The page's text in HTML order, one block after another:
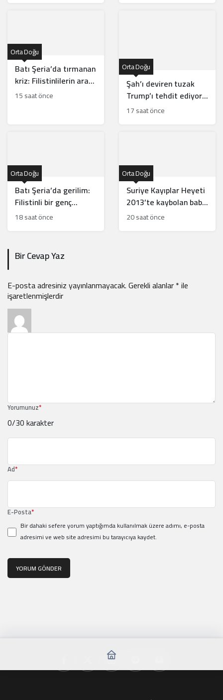
Batı Şeria’da tırmanan
kriz: Filistinlilerin arazi
ve mülklerine baskı
Orta Doğu
15 saat önce
Şah’ı deviren tuzak
Trump’ı tehdit ediyor:
Batı İran rejiminin
Orta Doğu
17 saat önce
Batı Şeria’da gerilim:
Filistinli bir genç
vuruldu, sınıflar yıkıldı
Orta Doğu
18 saat önce
Suriye Kayıplar Heyeti
2013’te kaybolan baba
ve oğlun akıbetini
Orta Doğu
20 saat önce
Bir Cevap Yaz
E-posta adresiniz yayınlanmayacak.Gerekli alanlar*ile
işaretlenmişlerdir
Yorumunuz*
0/30 karakter
Ad*
E-Posta*
Bir dahaki sefere yorum yaptığımda kullanılmak üzere adımı, e-posta
adresimi ve web site adresimi bu tarayıcıya kaydet.
YORUM GÖNDER